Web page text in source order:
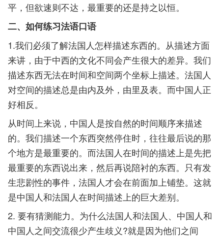
平，但欲速则不达，最重要的还是持之以恒。
二、如何练习法语口语
1.我们必须了解法国人怎样描述东西的。从描述方面
来讲，由于中西的文化不同会产生很大的差异。我们
描述东西无法在时间和空间两个坐标上描述。法国人
对空间的描述总是由内及外，由里及表。而中国人正
好相反。
从时间上来说，中国人是按自然的时间顺序来描述
的。我们描述一个东西突然停住时，往往最后说的那
个地方是最重要的。而法国人在时间的描述上是先把
最重要的东西说出来，然后再说陪衬的东西。只有发
生悲剧性的事件，法国人才会在前面加上铺垫。这就
是中国人和法国人在时间描述上的巨大差别。
2. 要有猜测能力。为什么法国人和法国人、中国人和
中国人之间交流很少产生歧义?就是因为他们之间